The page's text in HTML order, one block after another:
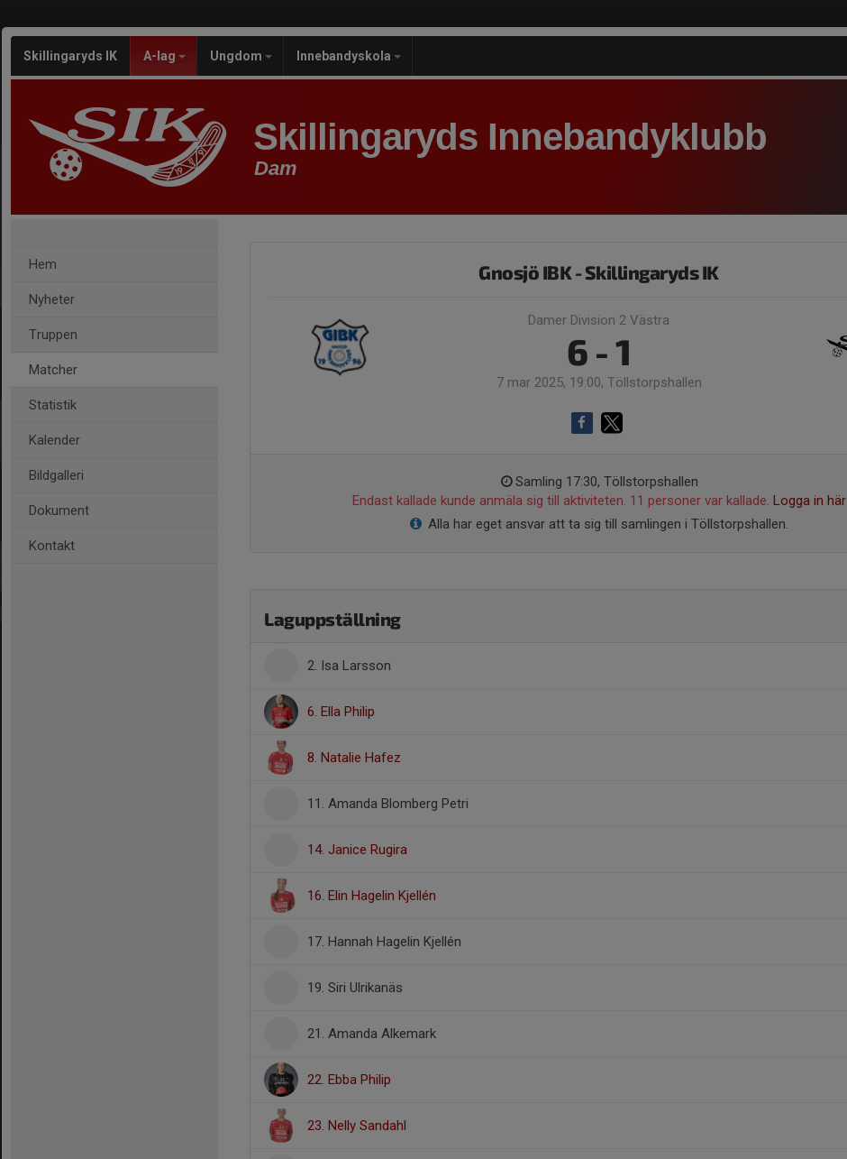
Skillingaryds IK A-lag Ungdom Innebandyskola
Skillingaryds Innebandyklubb
Dam
Hem
Nyheter
Truppen
Matcher
Statistik
Kalender
Bildgalleri
Dokument
Kontakt
Gnosjö IBK - Skillingaryds IK
Damer Division 2 Västra
6 - 1
7 mar 2025, 19:00, Töllstorpshallen
Samling 17:30, Töllstorpshallen
Endast kallade kunde anmäla sig till aktiviteten. 11 personer var kallade. Logga in här
Alla har eget ansvar att ta sig till samlingen i Töllstorpshallen.
Laguppställning
2. Isa Larsson
6. Ella Philip
8. Natalie Hafez
11. Amanda Blomberg Petri
14. Janice Rugira
16. Elin Hagelin Kjellén
17. Hannah Hagelin Kjellén
19. Siri Ulrikanäs
21. Amanda Alkemark
22. Ebba Philip
23. Nelly Sandahl